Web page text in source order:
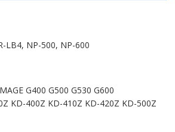
LB4, NP-500, NP-600
G400 G500 G530 G600
KD-400Z KD-410Z KD-420Z KD-500Z